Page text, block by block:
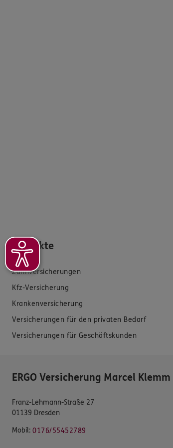
Produkte
Zahnversicherungen
Kfz-Versicherung
Krankenversicherung
Versicherungen für den privaten Bedarf
Versicherungen für Geschäftskunden
ERGO Versicherung Marcel Klemm
Franz-Lehmann-Straße 27
01139 Dresden
Mobil: 0176/55452789